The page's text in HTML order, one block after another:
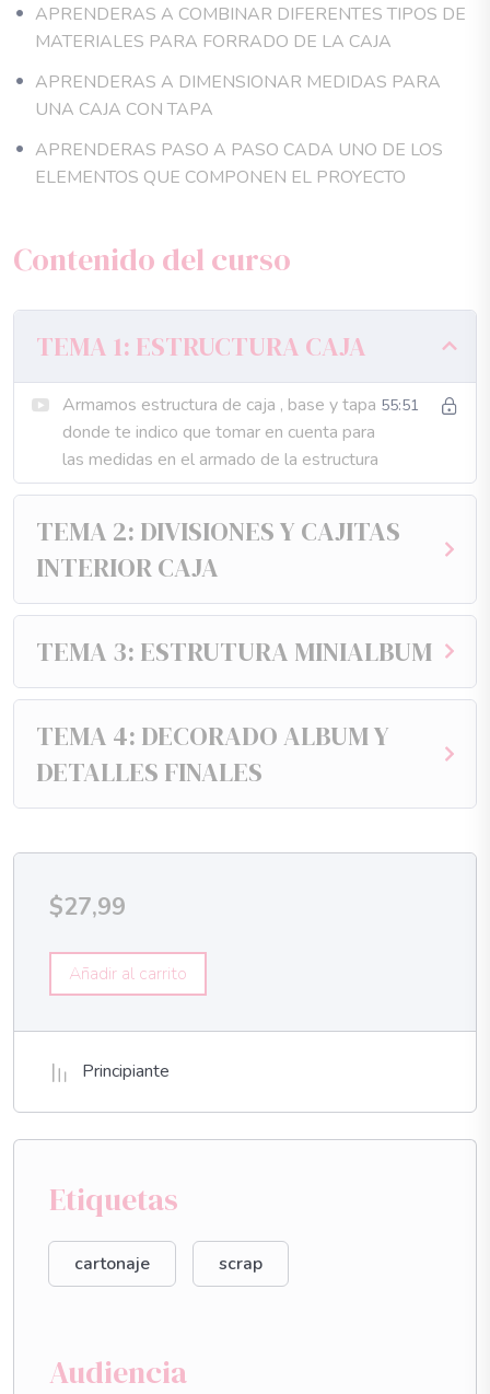
Técnica básica de cartonaje, con una estructura muy
sencilla y divertida
Técnica de construcción de una pequeña miniatura para
la portada del minialbum
interior del minialbum
Contenido:
4 Temas, y sus respectivas lecciones en video paso a paso ,
con las técnicas especificas de cartonaje, y todo lo que
Al pie del primer video encontraras los patrones y medidas
con los que he trabajado el proyecto, lee con atención el
PDF
ES UN PROYECTO DE USO PERSONAL
ESTE PROYECTO ESTA PROTEGIDO BAJO DERECHOS
APRENDERAS A COMBINAR DIFERENTES TIPOS DE
MATERIALES PARA FORRADO DE LA CAJA
APRENDERAS A DIMENSIONAR MEDIDAS PARA
UNA CAJA CON TAPA
APRENDERAS PASO A PASO CADA UNO DE LOS
ELEMENTOS QUE COMPONEN EL PROYECTO
Contenido del curso
TEMA 1: ESTRUCTURA CAJA
Armamos estructura de caja , base y tapa
donde te indico que tomar en cuenta para
las medidas en el armado de la estructura
55:51
TEMA 2: DIVISIONES Y CAJITAS
INTERIOR CAJA
TEMA 3: ESTRUTURA MINIALBUM
TEMA 4: DECORADO ALBUM Y
DETALLES FINALES
$27,99
Añadir al carrito
Principiante
Etiquetas
cartonaje scrap
Audiencia